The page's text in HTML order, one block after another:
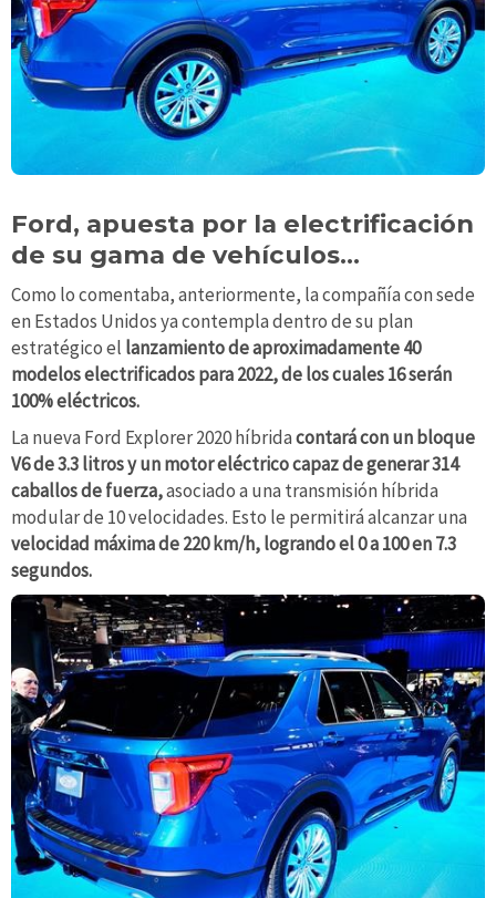
Ford, apuesta por la electrificación
de su gama de vehículos…
Como lo comentaba, anteriormente, la compañía con sede
en Estados Unidos ya contempla dentro de su plan
estratégico el lanzamiento de aproximadamente 40
modelos electrificados para 2022, de los cuales 16 serán
100% eléctricos.
La nueva Ford Explorer 2020 híbridacontará con un bloque
V6 de 3.3 litros y un motor eléctrico capaz de generar 314
caballos de fuerza,asociado a una transmisión híbrida
modular de 10 velocidades. Esto le permitirá alcanzar una
velocidad máxima de 220 km/h, logrando el 0 a 100 en 7.3
segundos.